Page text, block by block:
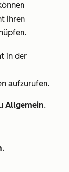
ihren
in der
aufzurufen.
Allgemein.
.